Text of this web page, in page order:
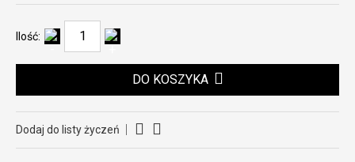
Ilość:
DO KOSZYKA
Dodaj do listy życzeń